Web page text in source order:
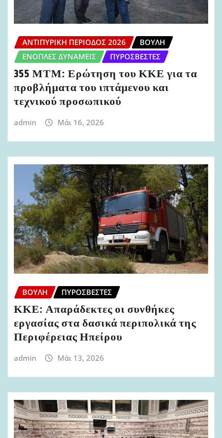
ΑΝΤΙΠΥΡΙΚΉ ΠΕΡΊΟΔΟΣ 2026
ΒΟΥΛΉ
ΈΝΟΠΛΕΣ ΔΥΝΆΜΕΙΣ
ΠΥΡΟΣΒΈΣΤΕΣ
355 ΜΤΜ: Ερώτηση του ΚΚΕ για τα
προβλήματα του ιπτάμενου και
τεχνικού προσωπικού
admin Μάι 16, 2026
ΒΟΥΛΉ ΠΥΡΟΣΒΈΣΤΕΣ
ΚΚΕ: Απαράδεκτες οι συνθήκες
εργασίας στα δασικά περιπολικά της
Περιφέρειας Ηπείρου
admin Μάι 13, 2026